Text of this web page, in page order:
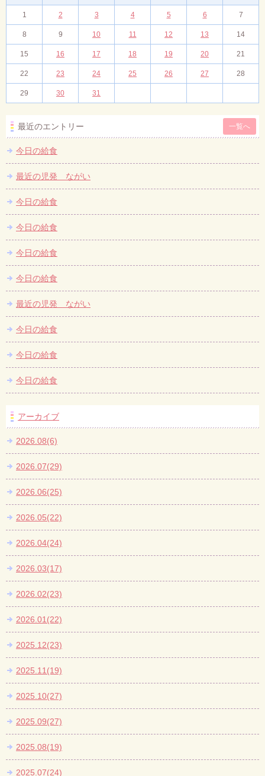
1 2 3 4 5 6 7
8 9 10 11 12 13 14
15 16 17 18 19 20 21
22 23 24 25 26 27 28
29 30 31
最近のエントリー 一覧へ
今日の給食
最近の児発 ながい
今日の給食
今日の給食
今日の給食
今日の給食
最近の児発 ながい
今日の給食
今日の給食
今日の給食
アーカイブ
2026.08(6)
2026.07(29)
2026.06(25)
2026.05(22)
2026.04(24)
2026.03(17)
2026.02(23)
2026.01(22)
2025.12(23)
2025.11(19)
2025.10(27)
2025.09(27)
2025.08(19)
2025.07(24)